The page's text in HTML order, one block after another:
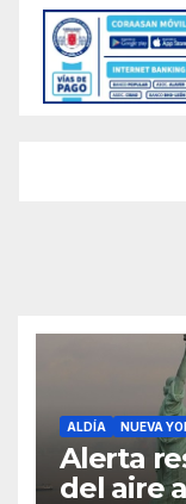
ALDÍA NUEVA
Alerta
del aire